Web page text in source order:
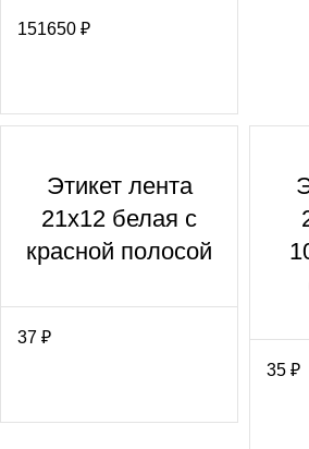
151650 ₽
Этикет лента
21х12 белая с
красной полосой
37 ₽
35 ₽